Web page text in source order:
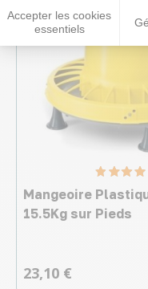
Accepter les cookies
essentiels
Mangeoire
15.5Kg sur Pieds
23,10 €